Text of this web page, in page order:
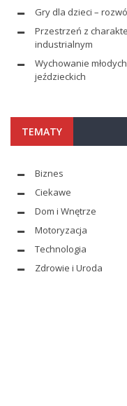
Gry dla dzieci –
Przestrzeń z
industrialnym
Wychowanie
jeździeckich
TEMATY
Biznes
Ciekawe
Dom i Wnętrze
Motoryzacja
Technologia
Zdrowie i Uroda